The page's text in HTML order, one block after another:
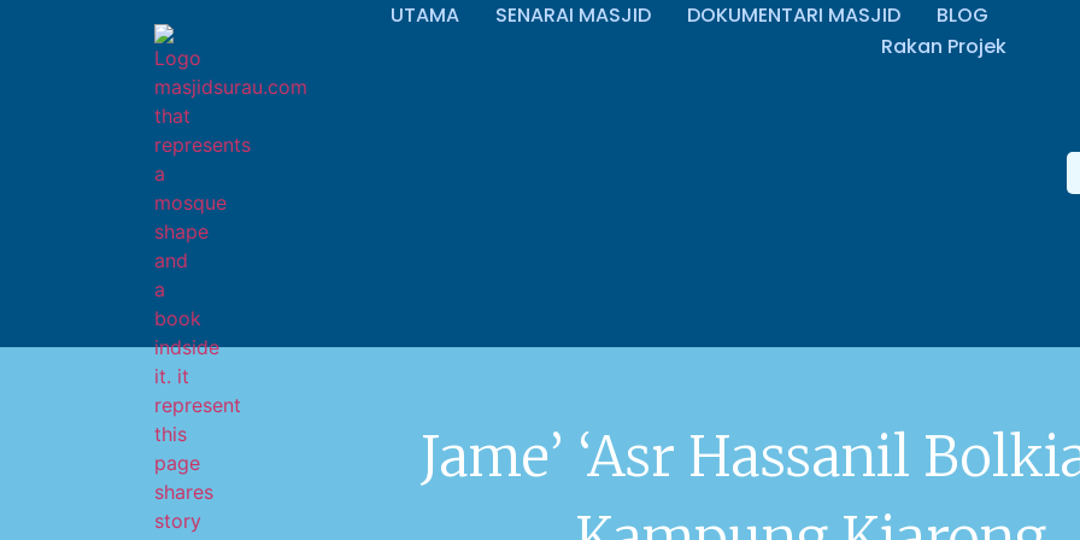
UTAMA SENARAI MASJID DOKUMENTARI MASJID
BLOG
Rakan Projek
Jame’ ‘Asr Hassanil